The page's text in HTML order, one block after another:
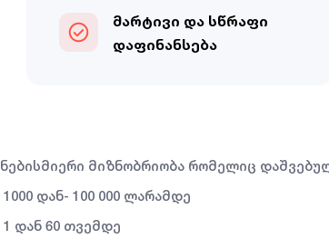
მარტივი და სწრაფი
დაფინანსება
ნებისმიერი მიზნობრიობა რომელიც
1000 დან- 100 000 ლარამდე
1 დან 60 თვემდე